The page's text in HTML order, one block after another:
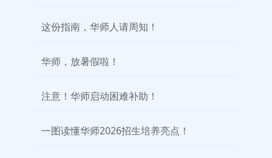
这份指南，华师人请周知！
华师，放暑假啦！
注意！华师启动困难补助！
一图读懂华师2026招生培养亮点！